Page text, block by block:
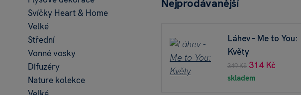
Svíčky Heart & Home
Velké
Střední
Vonné vosky
Difuzéry
Nature kolekce
Nejprodávanější
Láhev - Me to You:
Květy
skladem
349 Kč 314 Kč